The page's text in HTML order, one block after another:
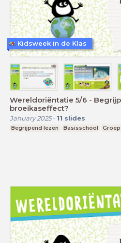
Wereldoriëntatie 5/6 - Begrijpend
broeikaseffect?
January 2025- 11 slides
Begrijpend lezen Basisschool
Kidsweek in de Klas